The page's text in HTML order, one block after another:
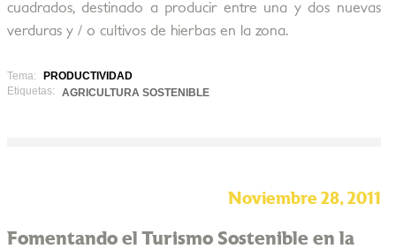
cuadrados, destinado a producir entre una y dos nuevas
verduras y / o cultivos de hierbas en la zona.
Tema:
PRODUCTIVIDAD
Etiquetas:
AGRICULTURA SOSTENIBLE
Noviembre 28, 2011
Fomentando el Turismo Sostenible en la